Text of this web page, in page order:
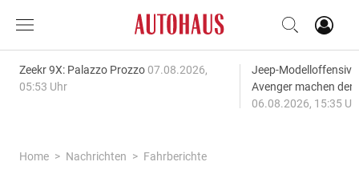
Zeekr 9X: Palazzo Prozzo 07.08.2026,
05:53 Uhr
Jeep-
Avenger machen
06.08.2026, 15:35
Home Nachrichten
Fahrberichte